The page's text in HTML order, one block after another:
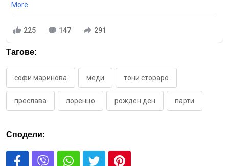
More
225 147 291
Тагове:
софи маринова меди тони стораро
преслава лоренцо рожден ден парти
Сподели: